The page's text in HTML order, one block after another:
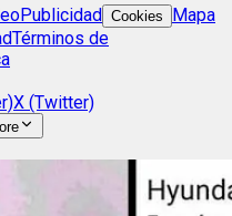
Publicidad Cookies
Mapa
Términos de
X (Twitter)